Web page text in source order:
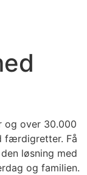
og over 30.000
færdigretter. Få
løsning med
og familien.